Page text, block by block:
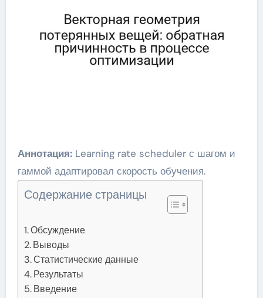
Аннотация:Learning rate scheduler с шагом и
гаммой адаптировал скорость обучения.
Содержание страницы
Обсуждение
Выводы
Статистические данные
Результаты
Введение